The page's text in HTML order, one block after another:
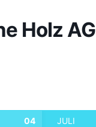
Holz AG
04 JULI